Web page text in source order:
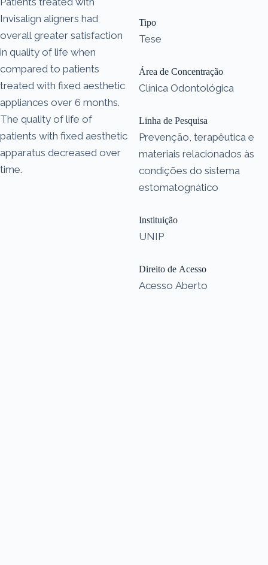
Invisalign aligners had
overall greater satisfaction
in quality of life when
compared to patients
treated with fixed aesthetic
appliances over 6 months.
The quality of life of
patients with fixed aesthetic
apparatus decreased over
time.
Tipo
Tese
Área de Concentração
Clínica Odontológica
Linha de Pesquisa
Prevenção, terapêutica e
materiais relacionados às
condições do sistema
estomatognático
Instituição
UNIP
Direito de Acesso
Acesso Aberto